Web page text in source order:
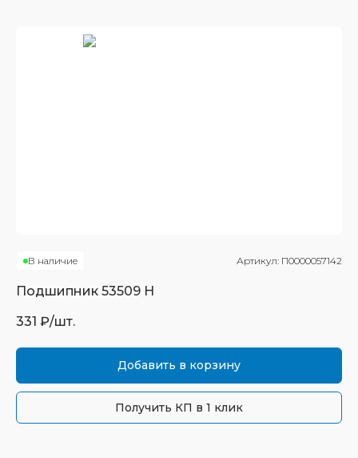
В наличие Артикул: П0000057142
Подшипник 53509 Н
331 ₽/шт.
Добавить в корзину
Получить КП в 1 клик